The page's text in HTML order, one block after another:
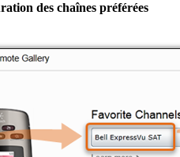
des chaînes préférées